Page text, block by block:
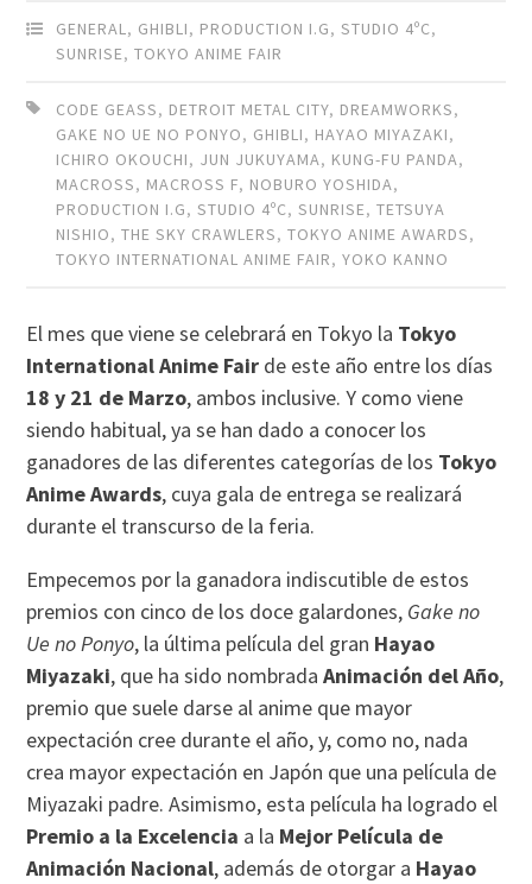
GENERAL, GHIBLI, PRODUCTION I.G,STUDIO 4ºC,
SUNRISE,TOKYO ANIME FAIR
CODE GEASS, DETROIT METAL CITY, DREAMWORKS,
GAKE NO UE NO PONYO, GHIBLI, HAYAO MIYAZAKI,
ICHIRO OKOUCHI, JUN JUKUYAMA, KUNG-FU PANDA,
MACROSS, MACROSS F, NOBURO YOSHIDA,
PRODUCTION I.G,STUDIO 4ºC,SUNRISE,TETSUYA
NISHIO,THE SKY CRAWLERS,TOKYO ANIME AWARDS,
TOKYO INTERNATIONAL ANIME FAIR,YOKO KANNO
El mes que viene se celebrará en Tokyo la Tokyo
International Anime Fair de este año entre los días
18 y 21 de Marzo, ambos inclusive. Y como viene
siendo habitual, ya se han dado a conocer los
ganadores de las diferentes categorías de los Tokyo
Anime Awards, cuya gala de entrega se realizará
durante el transcurso de la feria.
Empecemos por la ganadora indiscutible de estos
premios con cinco de los doce galardones, Gake no
Ue no Ponyo, la última película del gran Hayao
Miyazaki, que ha sido nombradaAnimación del Año,
premio que suele darse al anime que mayor
expectación cree durante el año, y, como no, nada
crea mayor expectación en Japón que una película de
Miyazaki padre. Asimismo, esta película ha logrado el
Premio a la Excelencia a la Mejor Película de
Animación Nacional, además de otorgar a Hayao